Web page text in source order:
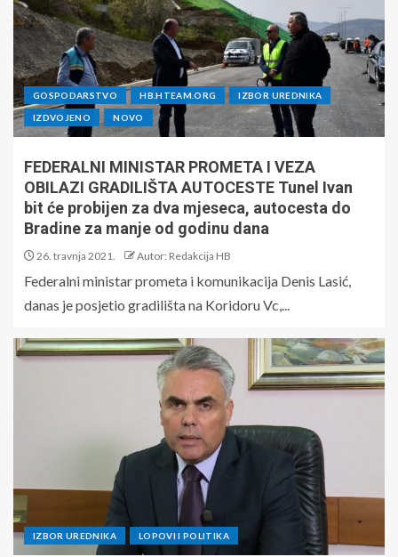
GOSPODARSTVO HB.HTEAM.ORG IZBOR UREDNIKA
IZDVOJENO NOVO
FEDERALNI MINISTAR PROMETA I VEZA
OBILAZI GRADILIŠTA AUTOCESTE Tunel Ivan
bit će probijen za dva mjeseca, autocesta do
Bradine za manje od godinu dana
26. travnja 2021. Autor: Redakcija HB
Federalni ministar prometa i komunikacija Denis Lasić,
danas je posjetio gradilišta na Koridoru Vc,...
IZBOR UREDNIKA LOPOVI I POLITIKA